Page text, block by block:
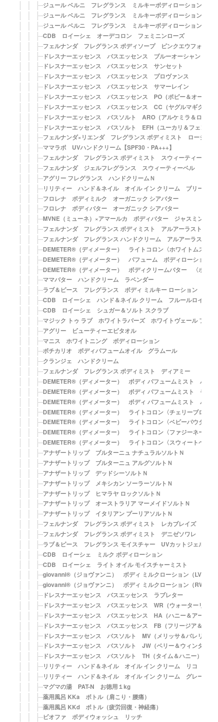
ジュール ベルニ フレグランス ミルキーボディローション with
ジュール ベルニ フレグランス ミルキーボディローション with
ジュール ベルニ フレグランス ミルキーボディローション with
CDB ロイーシェ オーデコロン フェミニンローズ
フェルナンダ フレグランス ボディソープ ピンクエウフォリア
ドレスナーエッセンス バスエッセンス ブルーオーシャン
ドレスナーエッセンス バスエッセンス サンセット
ドレスナーエッセンス バスエッセンス プロヴァンス
ドレスナーエッセンス バスエッセンス サマーレイン
ドレスナーエッセンス バスエッセンス PO（ポピー＆オートミ
ドレスナーエッセンス バスエッセンス CC（ヤグルマギク＆コ
ドレスナーエッセンス バスソルト ARO（アルケミラ＆ローズ
ドレスナーエッセンス バスソルト EFH（ユーカリ＆フェンネ
フェルナンダ×リエンダ フレグランス ボディミスト ロージー
ママラボ UVハンドクリーム【SPF30・PA+++】
フェルナンダ フレグランス ボディミスト スウィーティーベル
フェルナンダ ジェルフレグランス スウィーティーベル
アグリー フレグランス ハンドクリームＮ
リリティー ハンド＆ネイル オイル イン クリーム ブリーズ
フロレナ ボディミルク オーガニック シアバター
フロレナ ボディバター オーガニック シアバター
MVNE（ミューネ）×アマールカ ボディバター ジャスミン with
フェルナンダ フレグランス ボディミスト アルアーラスト
フェルナンダ フレグランス ハンドクリーム アルアーラスト
DEMETER®（ディメーター） ライトコロン〈ホワイトムスクの
DEMETER®（ディメーター） パフューム ボディローション
DEMETER®（ディメーター） ボディクリームバター 〈ホワイ
ママバター ハンドクリーム ラベンダー
ラブ＆ピース フレグランス ボディ ミルキー ローション
CDB ロイーシェ ハンド＆ネイル クリーム フルールロイーシ
CDB ロイーシェ シュガー＆ソルト スクラブ
マジック トゥ ラブ ホワイトラバーズ ホワイトヴェール フレ
アグリー ビューティーエピタオル
マニス ホワイトニング ボディローション
ボチカリオ ボディパフュームオイル グラムール
クランジェ ハンドクリーム
フェルナンダ フレグランス ボディミスト ディアミー
DEMETER®（ディメーター） ボディ パフュームミスト ハワイ
DEMETER®（ディメーター） ボディ パフュームミスト モル
DEMETER®（ディメーター） ボディ パフュームミスト バリ
DEMETER®（ディメーター） ライトコロン〈チェリーブロッサ
DEMETER®（ディメーター） ライトコロン〈ベビーパウダーの
DEMETER®（ディメーター） ライトコロン〈ファジーネーブル
DEMETER®（ディメーター） ライトコロン〈スウィートベビー
アナザートリップ ブルターニュ ナチュラルソルトＮ
アナザートリップ ブルターニュ アルグソルトＮ
アナザートリップ デッドシーソルトＮ
アナザートリップ メキシカン ソーラーソルトＮ
アナザートリップ ヒマラヤ ロックソルトＮ
アナザートリップ オーストラリア マーメイドソルトＮ
アナザートリップ イタリアン プーリアソルトＮ
フェルナンダ フレグランス ボディミスト レカブレイズ
フェルナンダ フレグランス ボディミスト デニゼソワレ
ラブ＆ピース フレグランス モイスチャー UVカットジェル【
CDB ロイーシェ ミルク ボディローション
CDB ロイーシェ ライト オイル モイスチャーミスト
giovanni®（ジョヴァンニ） ボディ ミルクローション（LV）
giovanni®（ジョヴァンニ） ボディ ミルクローション（RW）
ドレスナーエッセンス バスエッセンス ラブレター
ドレスナーエッセンス バスエッセンス WR（ウォーターリリー
ドレスナーエッセンス バスエッセンス HA（ハニー＆アーモン
ドレスナーエッセンス バスエッセンス FB（フリージア＆ベル
ドレスナーエッセンス バスソルト MV（メリッサ＆バレリアン
ドレスナーエッセンス バスソルト JW（ベリー＆ウィンターグ
ドレスナーエッセンス バスソルト TH（タイム＆ハニー）
リリティー ハンド＆ネイル オイル イン クリーム リコ
リリティー ハンド＆ネイル オイル イン クリーム グレール
マグマの湯 PAT-N お徳用１kg
薬用風呂 KKa ボトル（肩こり・腰痛）
薬用風呂 KKd ボトル（疲労回復・神経痛）
ビオファ ボディウォッシュ リッチ